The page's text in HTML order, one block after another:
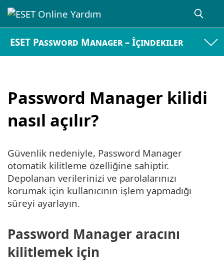
ESET Password Manager – İçindekiler
Password Manager kilidi
nasıl açılır?
Güvenlik nedeniyle, Password Manager
otomatik kilitleme özelliğine sahiptir.
Depolanan verilerinizi ve parolalarınızı
korumak için kullanıcının işlem yapmadığı
süreyi ayarlayın.
Password Manager aracını
kilitlemek için